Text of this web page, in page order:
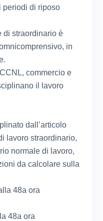
periodi di riposo
di straordinario è
in
commercio e
il lavoro
dall’articolo
lavoro straordinario,
normale di lavoro,
da calcolare sulla
48a ora
48a ora